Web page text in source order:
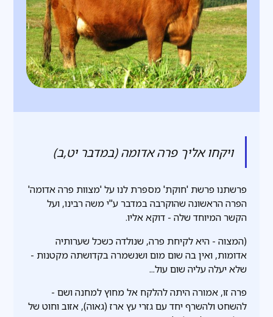
ויקחו אליך פרה אדומה (במדבר יט,ב)
פרשתנו פרשת 'חוקת' מספרת לנו על 'מצוות פרה אדומה'
הפרה הראשונה שהוקרבה במדבר ע"י משה רבינו, ועל
הקשר המיוחד שלה - דוקא אליו.
(המצוה - היא לקיחת פרה, שנולדה כשכל שערותיה
אדומות, ואין בה שום מום ושנשמרה בקדושתה מקטנות -
שלא יעלה עליה שום עול...
פרה זו, אמורה היתה להלקח אל מחוץ למחנה ושם -
להשחט ולהשרף יחד עם גזרי עץ ארז (גאוה), אזוב וחוט של